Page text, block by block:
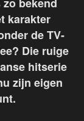
karakter
de TV-
Die ruige
hitserie
zijn eigen